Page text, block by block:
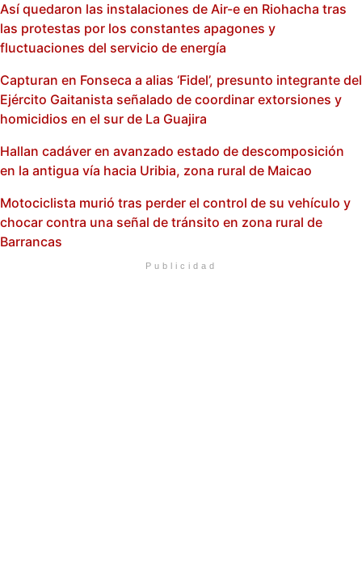
Así quedaron las instalaciones de Air-e en Riohacha tras
las protestas por los constantes apagones y
fluctuaciones del servicio de energía
Capturan en Fonseca a alias ‘Fidel’, presunto integrante del
Ejército Gaitanista señalado de coordinar extorsiones y
homicidios en el sur de La Guajira
Hallan cadáver en avanzado estado de descomposición
en la antigua vía hacia Uribia, zona rural de Maicao
Motociclista murió tras perder el control de su vehículo y
chocar contra una señal de tránsito en zona rural de
Barrancas
Publicidad